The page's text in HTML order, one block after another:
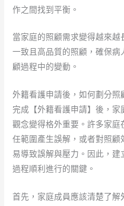
作之間找到平衡。
當家庭的照顧需求變得越來
一致且高品質的照顧，確保
顧過程中的變動。
外籍看護申請後，如何劃分照
完成【外籍看護申請】後，
觀念變得格外重要。許多家
任範圍產生誤解，或者對照
易導致誤解與壓力。因此，
過程順利進行的關鍵。
首先，家庭成員應該清楚了